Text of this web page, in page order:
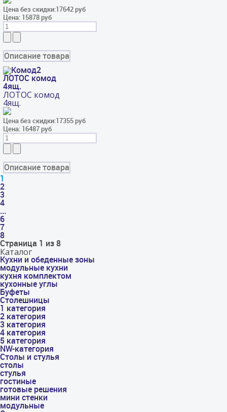
Цена без скидки:17642 руб
Цена: 15878 руб
Описание товара
ЛОТОС комод
4ящ.
ЛОТОС комод
4ящ.
Цена без скидки:17355 руб
Цена: 16487 руб
Описание товара
1
2
3
4
...
6
7
8
Страница 1 из 8
Каталог
Кухни и обеденные зоны
модульные кухни
кухня комплектом
кухонные углы
Буфеты
Столешницы
1 категория
2 категория
3 категория
4 категория
5 категория
NW-категория
Столы и стулья
столы
стулья
гостиные
готовые решения
мини стенки
модульные